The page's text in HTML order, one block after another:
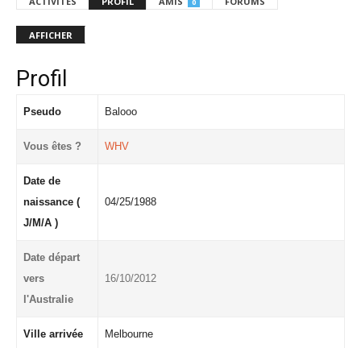
AFFICHER
Profil
Pseudo Balooo
Vous êtes ? WHV
Date de
naissance (
J/M/A )
04/25/1988
Date départ
vers
l'Australie
16/10/2012
Ville arrivée Melbourne